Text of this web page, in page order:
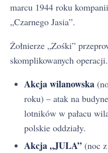
marcu 1944 roku
„Czarnego Jasia”.
Żołnierze „Zośki”
skomplikowanych
Akcja wilanowska
roku) – atak na
lotników w pałacu
polskie oddziały.
Akcja „JULA” (noc